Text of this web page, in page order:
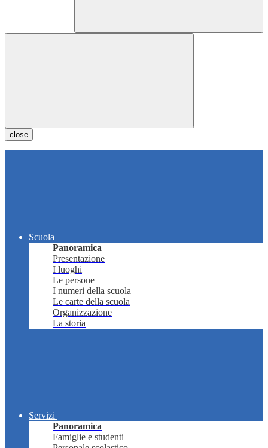
close
Scuola
Panoramica
Presentazione
I luoghi
Le persone
I numeri della scuola
Le carte della scuola
Organizzazione
La storia
Servizi
Panoramica
Famiglie e studenti